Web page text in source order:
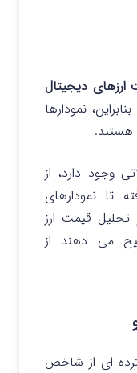
ارزهای دیجیتال
نمودارها
هستند.
وجود دارد، از
تا نمودارهای
قیمت ارز
می‌ دهند از
ای از شاخص‌